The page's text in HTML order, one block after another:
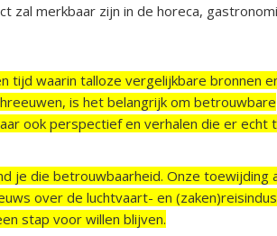
zal merkbaar zijn in de horeca,
tijd waarin talloze vergelijkbare bronnen
is het belangrijk om betrouwbare
ook perspectief en verhalen die er echt
je die betrouwbaarheid. Onze toewijding
over de luchtvaart- en
stap voor willen blijven.